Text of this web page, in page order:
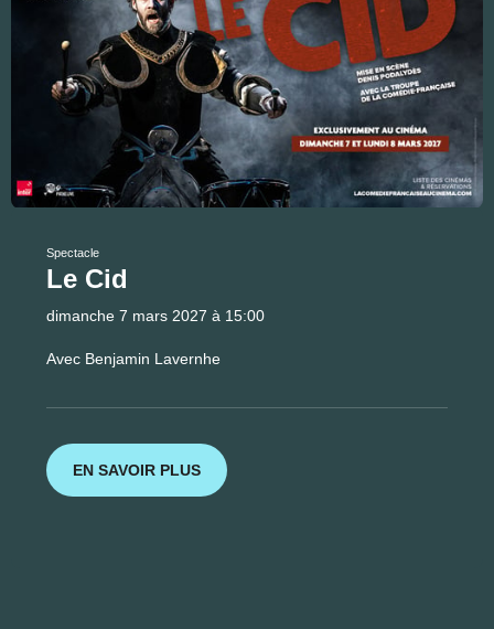
Spectacle
Le Cid
dimanche 7 mars 2027 à 15:00
Avec Benjamin Lavernhe
EN SAVOIR PLUS